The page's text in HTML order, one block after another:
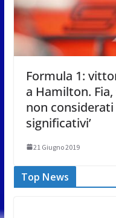
Formula 1:
a Hamilton.
non
significativi’
21 Giugno 2019
Top News